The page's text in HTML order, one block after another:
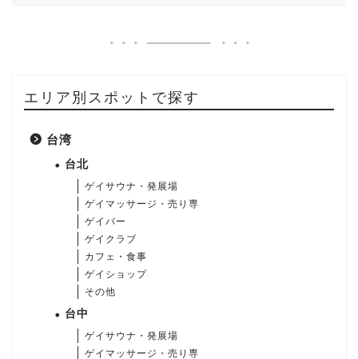
エリア別スポットで探す
台湾
台北
ゲイサウナ・発展場
ゲイマッサージ・売り専
ゲイバー
ゲイクラブ
カフェ・食事
ゲイショップ
その他
台中
ゲイサウナ・発展場
ゲイマッサージ・売り専